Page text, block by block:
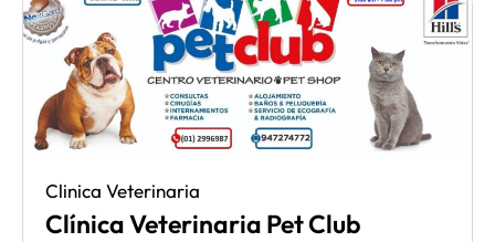
Clinica Veterinaria
Clínica Veterinaria Pet Club